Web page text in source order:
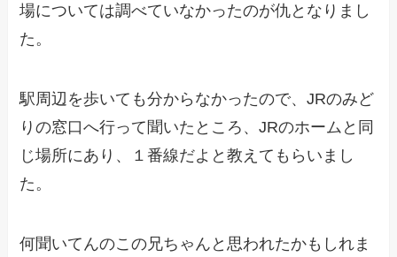
場については調べていなかったのが仇となりまし
た。
駅周辺を歩いても分からなかったので、JRのみど
りの窓口へ行って聞いたところ、JRのホームと同
じ場所にあり、１番線だよと教えてもらいまし
た。
何聞いてんのこの兄ちゃんと思われたかもしれま